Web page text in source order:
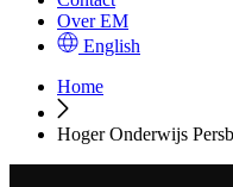
Over EM
English
Home
Hoger Onderwijs